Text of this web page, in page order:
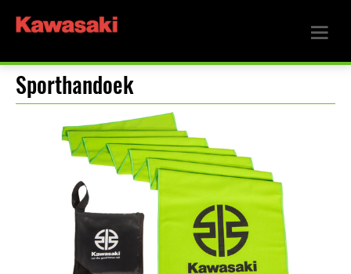
Sporthandoek